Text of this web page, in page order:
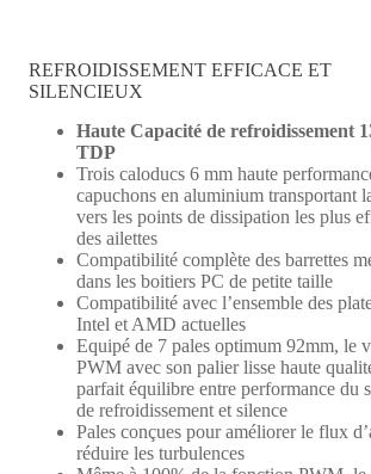
REFROIDISSEMENT EFFICACE ET
SILENCIEUX
Haute Capacité de refroidissement
TDP
Trois caloducs 6 mm haute
capuchons en aluminium transportant
vers les points de dissipation les plus
des ailettes
Compatibilité complète des barrettes
dans les boitiers PC de petite taille
Compatibilité avec l’ensemble des
Intel et AMD actuelles
Equipé de 7 pales optimum 92mm, le
PWM avec son palier lisse haute
parfait équilibre entre performance du
de refroidissement et silence
Pales conçues pour améliorer le flux
réduire les turbulences